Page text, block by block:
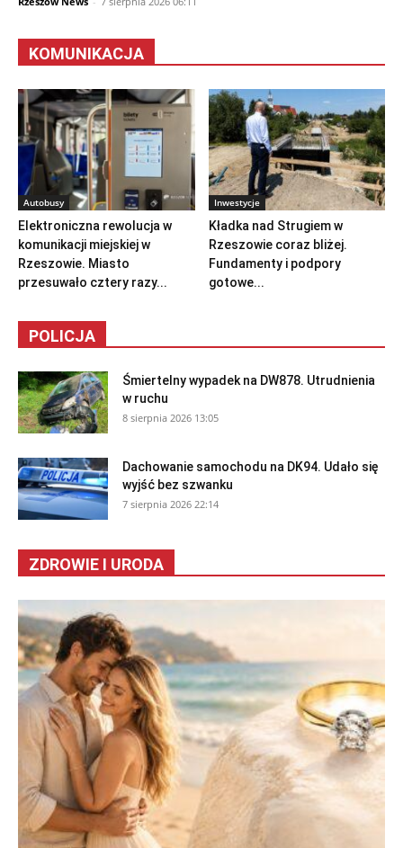
KOMUNIKACJA
Autobusy
Elektroniczna rewolucja w
komunikacji miejskiej w
Rzeszowie. Miasto
przesuwało cztery razy...
Inwestycje
Kładka nad Strugiem w
Rzeszowie coraz bliżej.
Fundamenty i podpory
gotowe...
POLICJA
Śmiertelny wypadek na DW878. Utrudnienia
w ruchu
8 sierpnia 2026 13:05
Dachowanie samochodu na DK94. Udało się
wyjść bez szwanku
7 sierpnia 2026 22:14
ZDROWIE I URODA